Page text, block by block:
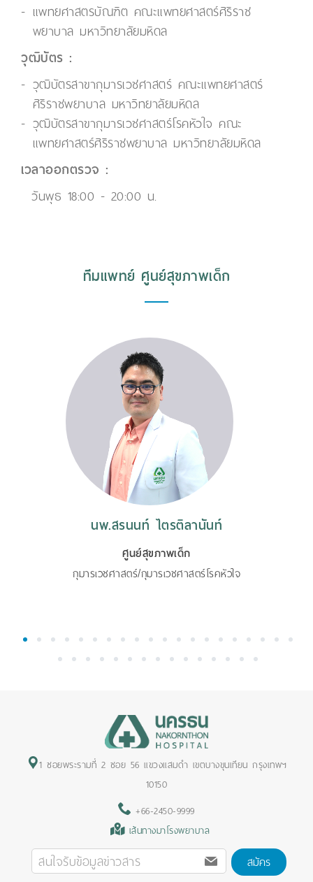
แพทยศาสตรบัณฑิต คณะแพทยศาสตร์ศิริราช
พยาบาล มหาวิทยาลัยมหิดล
วุฒิบัตร :
วุฒิบัตรสาขากุมารเวชศาสตร์ คณะแพทยศาสตร์
ศิริราชพยาบาล มหาวิทยาลัยมหิดล
วุฒิบัตรสาขากุมารเวชศาสตร์โรคหัวใจ คณะ
แพทยศาสตร์ศิริราชพยาบาล มหาวิทยาลัยมหิดล
เวลาออกตรวจ :
วันพุธ 18:00 - 20:00 น.
ทีมแพทย์ ศูนย์สุขภาพเด็ก
นพ.สรนนท์ ไตรติลานันท์
ศูนย์สุขภาพเด็ก
กุมารเวชศาสตร์/กุมารเวชศาสตร์โรคหัวใจ
1 2 3 4 5 6 7 8 9 10 11 12 13 14 15 16 17 18 19 20
21 22 23 24 25 26 27 28 29 30 31 32 33 34 35
1 ซอยพระรามที่ 2 ซอย 56 แขวงแสมดำ เขตบางขุนเทียน กรุงเทพฯ
10150
+66-2450-9999
เส้นทางมาโรงพยาบาล
สมัคร